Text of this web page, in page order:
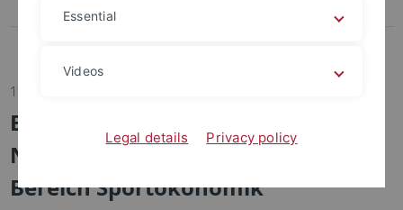
Bildungs- und Gesundheitsforschung im Sport
19.06.2023
Erfolge für
Nachwuchswissenschaftler im
Bereich Sportökonomik
Essential
Videos
Legal details Privacy policy